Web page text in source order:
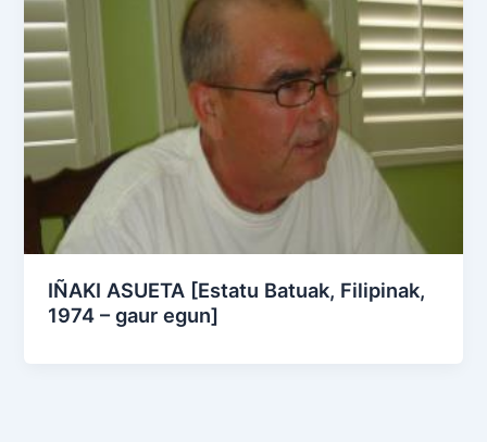
IÑAKI ASUETA [Estatu Batuak, Filipinak,
1974 – gaur egun]